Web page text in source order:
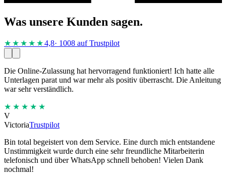
Was unsere Kunden sagen.
★★★★ ★4,8· 1008 auf Trustpilot
Die Online-Zulassung hat hervorragend funktioniert! Ich hatte alle
Unterlagen parat und war mehr als positiv überrascht. Die Anleitung
war sehr verständlich.
★★★★★
V
VictoriaTrustpilot
Bin total begeistert von dem Service. Eine durch mich entstandene
Unstimmigkeit wurde durch eine sehr freundliche Mitarbeiterin
telefonisch und über WhatsApp schnell behoben! Vielen Dank
nochmal!